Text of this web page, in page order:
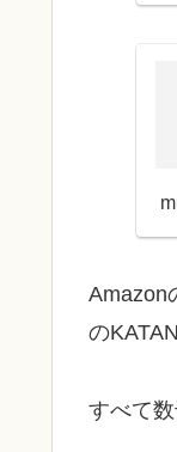
Amazon
の
すべて